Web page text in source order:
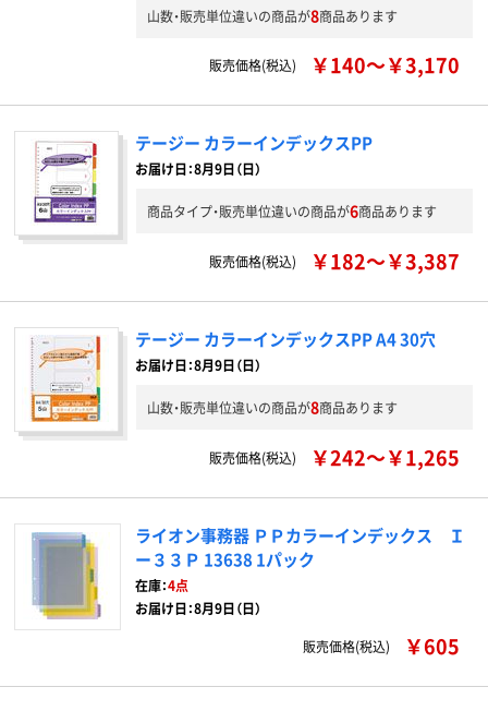
山数・販売単位違いの商品が8商品あります
販売価格(税込) ￥140～￥3,170
テージー カラーインデックスPP
お届け日：8月9日（日）
商品タイプ・販売単位違いの商品が6商品あります
販売価格(税込) ￥182～￥3,387
テージー カラーインデックスPP A4 30穴
お届け日：8月9日（日）
山数・販売単位違いの商品が8商品あります
販売価格(税込) ￥242～￥1,265
ライオン事務器 ＰＰカラーインデックス Ｉ
ー３３Ｐ 13638 1パック
在庫：4点
お届け日：8月9日（日）
販売価格(税込) ￥605